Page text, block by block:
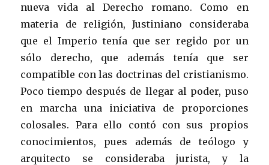
nueva vida al Derecho romano. Como en
materia de religión, Justiniano consideraba
que el Imperio tenía que ser regido por un
sólo derecho, que además tenía que ser
compatible con las doctrinas del cristianismo.
Poco tiempo después de llegar al poder, puso
en marcha una iniciativa de proporciones
colosales. Para ello contó con sus propios
conocimientos, pues además de teólogo y
arquitecto se consideraba jurista, y la